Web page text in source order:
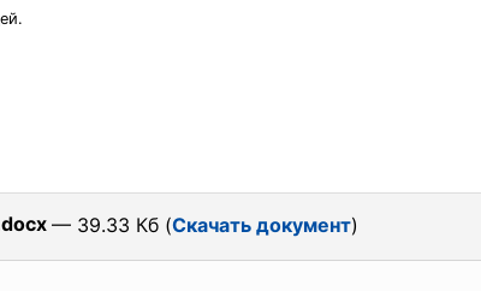
— 39.33 Кб (Скачать документ)